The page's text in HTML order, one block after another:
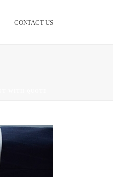
CONTACT US